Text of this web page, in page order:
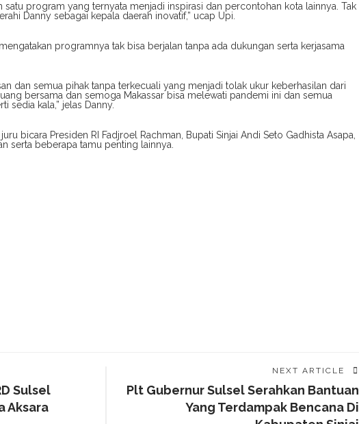
satu program yang ternyata menjadi inspirasi dan percontohan kota lainnya. Tak
Danny sebagai kepala daerah inovatif,” ucap Upi.
programnya tak bisa berjalan tanpa ada dukungan serta kerjasama
dan semua pihak tanpa terkecuali yang menjadi tolak ukur keberhasilan dari
bersama dan semoga Makassar bisa melewati pandemi ini dan semua
sedia kala,” jelas Danny.
bicara Presiden RI Fadjroel Rachman, Bupati Sinjai Andi Seto Gadhista Asapa,
serta beberapa tamu penting lainnya.
Sulsel
Aksara
NEXT ARTICLE
Plt Gubernur Sulsel Serahkan Bantuan
Yang Terdampak Bencana Di